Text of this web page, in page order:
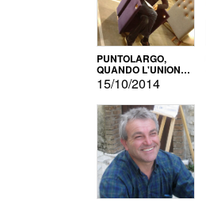
PUNTOLARGO,
QUANDO L'UNIONE
FA LA FORZA E
VINCE
15/10/2014